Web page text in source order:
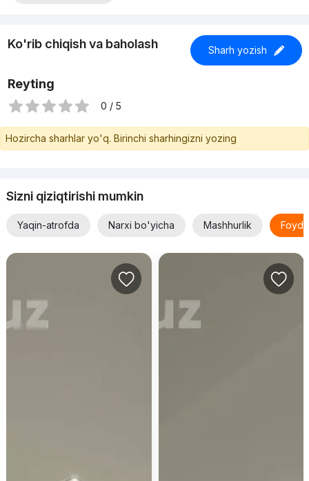
Ko'rib chiqish va baholash Sharh yozish
Reyting
0 / 5
Hozircha sharhlar yo'q. Birinchi sharhingizni yozing
Sizni qiziqtirishi mumkin
Yaqin-atrofda Narxi bo'yicha Mashhurlik